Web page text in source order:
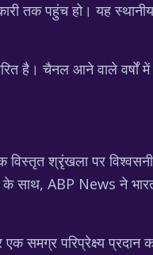
तक पहुंच हो। यह स्थानीय
है। चैनल आने वाले वर्षों में
श्रृंखला पर
के साथ, ABP News ने
एक समग्र परिप्रेक्ष्य